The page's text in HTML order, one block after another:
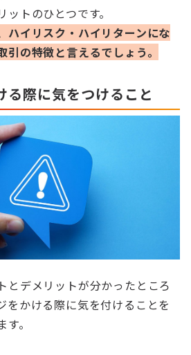
トのひとつです。
ハイリスク・ハイリターンにな
の特徴と言えるでしょう。
る際に気をつけること
とデメリットが分かったところ
をかける際に気を付けることを
。